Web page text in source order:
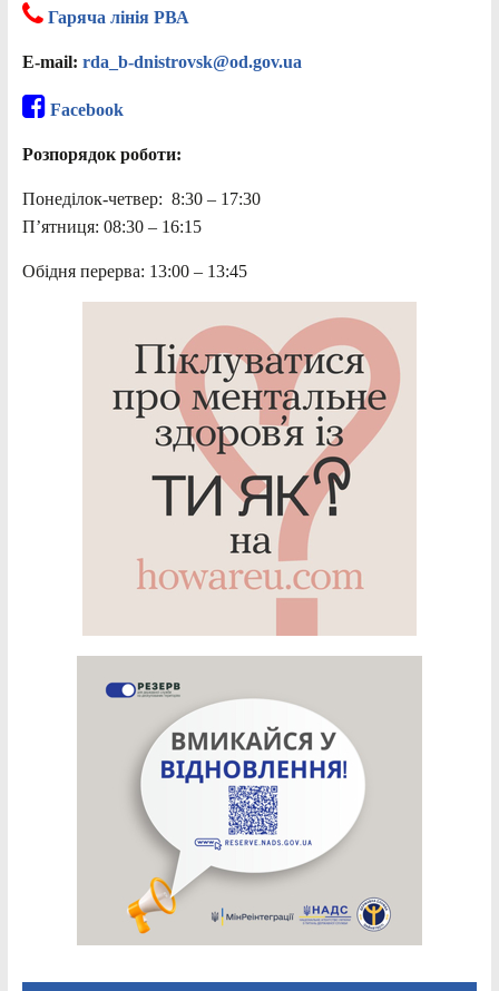
Гаряча лінія РВА
E-mail: rda_b-dnistrovsk@od.gov.ua
Facebook
Розпорядок роботи:
Понеділок-четвер: 8:30 – 17:30
П’ятниця: 08:30 – 16:15
Обідня перерва: 13:00 – 13:45